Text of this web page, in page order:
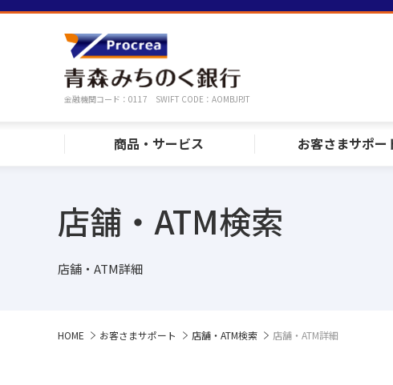
金融機関コード：0117 SWIFT CODE：AOMBJPJT
商品・サービス お客さまサポー
店舗・ATM検索
店舗・ATM詳細
HOME お客さまサポート 店舗・ATM検索 店舗・ATM詳細